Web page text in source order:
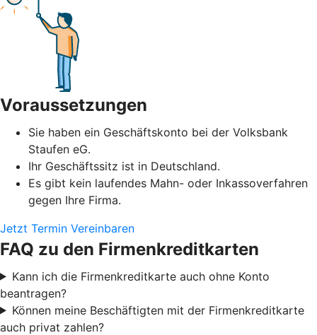
Voraussetzungen
Sie haben ein Geschäftskonto bei der Volksbank
Staufen eG.
Ihr Geschäftssitz ist in Deutschland.
Es gibt kein laufendes Mahn- oder Inkassoverfahren
gegen Ihre Firma.
Jetzt Termin Vereinbaren
FAQ zu den Firmenkreditkarten
Kann ich die Firmenkreditkarte auch ohne Konto
beantragen?
Können meine Beschäftigten mit der Firmenkreditkarte
auch privat zahlen?